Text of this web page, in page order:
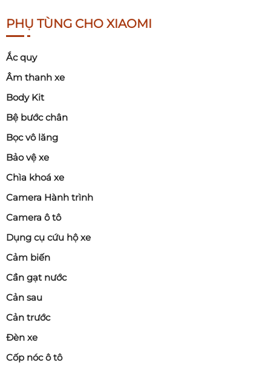
PHỤ TÙNG CHO XIAOMI
Ắc quy
Âm thanh xe
Body Kit
Bệ bước chân
Bọc vô lăng
Bảo vệ xe
Chìa khoá xe
Camera Hành trình
Camera ô tô
Dụng cụ cứu hộ xe
Cảm biến
Cần gạt nước
Cản sau
Cản trước
Đèn xe
Cốp nóc ô tô